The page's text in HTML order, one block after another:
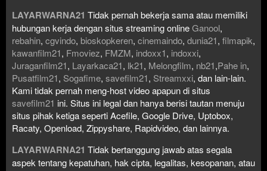
LAYARWARNA21 Tidak pernah bekerja sama atau memiliki
hubungan kerja dengan situs streaming onlineGanool,
rebahin, cgvindo, bioskopkeren, cinemaindo, dunia21, filmapik,
kawanfilm21, Fmoviez, FMZM, indoxx1, indoxxi,
Juraganfilm21, Layarkaca21, lk21, Melongfilm, nb21,Pahe in,
Pusatfilm21, Sogafime, savefilm21, Streamxxi, dan lain-lain.
Kami tidak pernah meng-host video apapun di situs
savefilm21 ini. Situs ini legal dan hanya berisi tautan menuju
situs pihak ketiga seperti Acefile, Google Drive, Uptobox,
Racaty, Openload, Zippyshare, Rapidvideo, dan lainnya.
LAYARWARNA21 Tidak bertanggung jawab atas segala
aspek tentang kepatuhan, hak cipta, legalitas, kesopanan, atau